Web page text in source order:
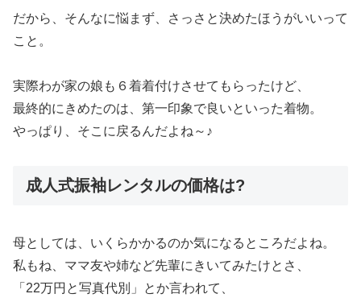
だから、そんなに悩まず、さっさと決めたほうがいいって
こと。
実際わが家の娘も６着着付けさせてもらったけど、
最終的にきめたのは、第一印象で良いといった着物。
やっぱり、そこに戻るんだよね～♪
成人式振袖レンタルの価格は?
母としては、いくらかかるのか気になるところだよね。
私もね、ママ友や姉など先輩にきいてみたけとさ、
「22万円と写真代別」とか言われて、